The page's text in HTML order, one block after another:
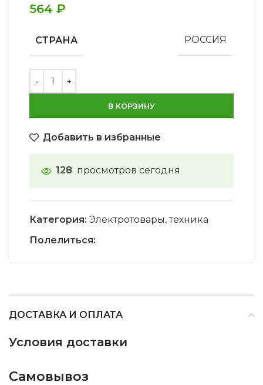
564 ₽
СТРАНА РОССИЯ
В КОРЗИНУ
Добавить в избранные
128 просмотров сегодня
Категория: Электротовары, техника
Полелиться:
ДОСТАВКА И ОПЛАТА
Условия доставки
Самовывоз